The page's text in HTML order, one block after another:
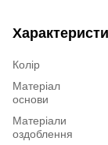
Колір
Матеріал
основи
Матеріали
оздоблення